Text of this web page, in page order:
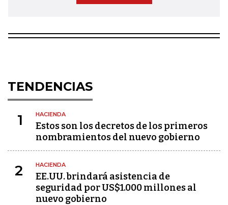
TENDENCIAS
1 HACIENDA
Estos son los decretos de los primeros
nombramientos del nuevo gobierno
2 HACIENDA
EE.UU. brindará asistencia de
seguridad por US$1.000 millones al
nuevo gobierno